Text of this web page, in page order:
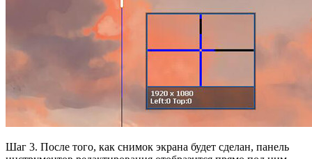
Шаг 3. После того, как снимок экрана будет сделан, панель